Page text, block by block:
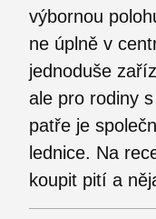
výbornou
ne úplně v
jednoduše
ale pro rodiny
patře je
lednice. Na
koupit pití a